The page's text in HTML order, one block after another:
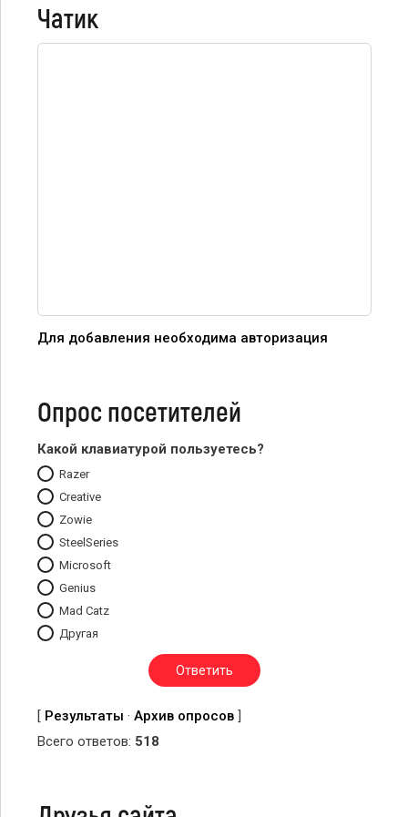
Чатик
Для добавления необходима авторизация
Опрос посетителей
Какой клавиатурой пользуетесь?
Razer
Creative
Zowie
SteelSeries
Microsoft
Genius
Mad Catz
Другая
[ Результаты · Архив опросов ]
Всего ответов: 518